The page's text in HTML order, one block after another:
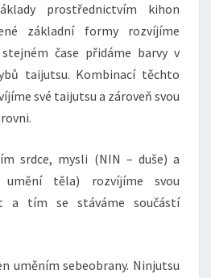
prostřednictvím kihon
základní formy rozvíjíme
čase přidáme barvy v
taijutsu. Kombinací těchto
své taijutsu a zároveň svou
srdce, mysli (NIN – duše) a
těla) rozvíjíme svou
a tím se stáváme součástí
uměním sebeobrany. Ninjutsu